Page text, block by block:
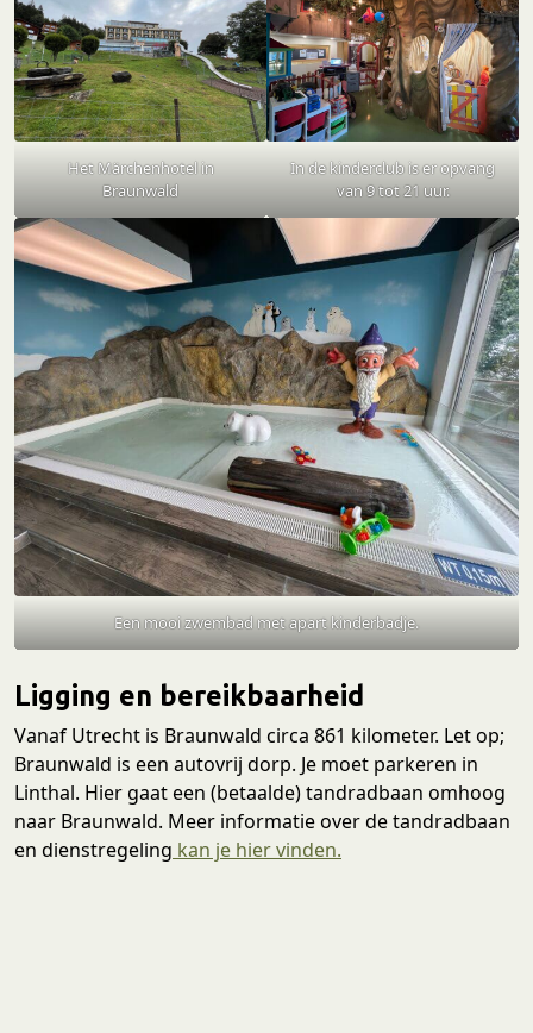
Het Märchenhotel in
Braunwald
In de kinderclub is er opvang
van 9 tot 21 uur.
Een mooi zwembad met apart kinderbadje.
Ligging en bereikbaarheid
Vanaf Utrecht is Braunwald circa 861 kilometer. Let op;
Braunwald is een autovrij dorp. Je moet parkeren in
Linthal. Hier gaat een (betaalde) tandradbaan omhoog
naar Braunwald. Meer informatie over de tandradbaan
en dienstregeling kan je hier vinden.